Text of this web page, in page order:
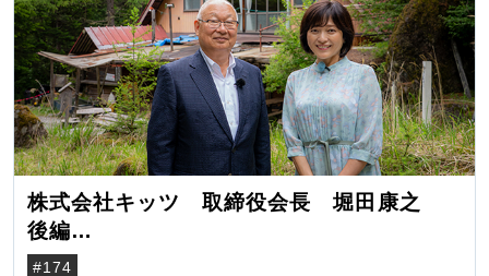
株式会社キッツ 取締役会長 堀田康之
後編
米国駐在でも浮かんだ八ヶ岳 山小屋を営
#174